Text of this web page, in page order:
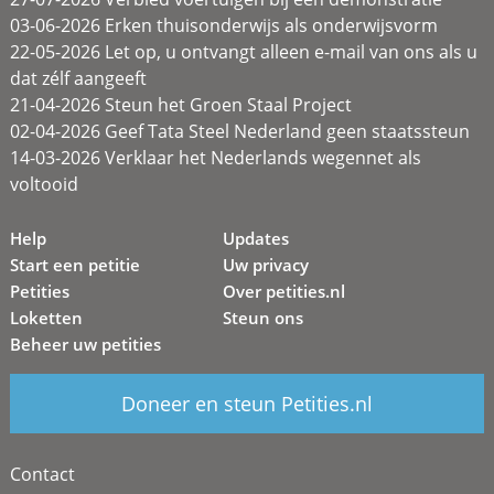
03-06-2026 Erken thuisonderwijs als onderwijsvorm
22-05-2026 Let op, u ontvangt alleen e-mail van ons als u
dat zélf aangeeft
21-04-2026 Steun het Groen Staal Project
02-04-2026 Geef Tata Steel Nederland geen staatssteun
14-03-2026 Verklaar het Nederlands wegennet als
voltooid
Help
Start een petitie
Petities
Loketten
Beheer uw petities
Updates
Uw privacy
Over petities.nl
Steun ons
Doneer en steun Petities.nl
Contact